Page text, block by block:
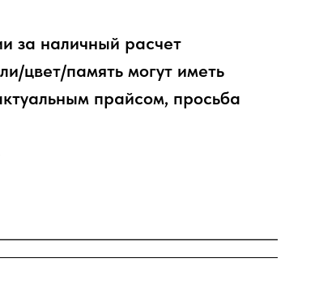
за наличный расчет
цвет/память могут иметь
прайсом, просьба